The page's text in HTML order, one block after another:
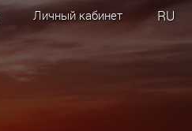
Личный кабинет RU